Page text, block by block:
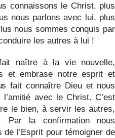
connaissons le Christ, plus
nous parlons avec lui, plus
nous sommes conquis par
les autres à lui !
naître à la vie nouvelle,
et embrase notre esprit et
fait connaître Dieu et nous
avec le Christ. C’est
le bien, à servir les autres,
Par la confirmation nous
l’Esprit pour témoigner de